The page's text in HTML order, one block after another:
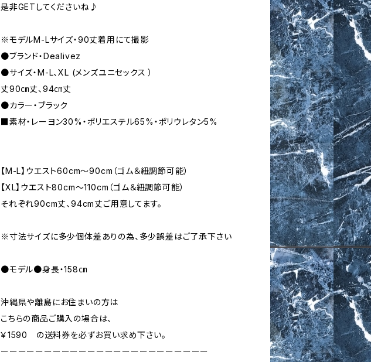
是非GETしてくださいね♪
※モデルM-Lサイズ・90丈着用にて撮影
●ブランド・Dealivez
●サイズ・M-L、XL (メンズユニセックス ）
丈90㎝丈、94㎝丈
●カラー・ブラック
■素材・レーヨン30%・ポリエステル65%・ポリウレタン5%
【M-L】ウエスト60cm〜90cm（ゴム＆紐調節可能）
【XL】ウエスト80cm〜110cm（ゴム＆紐調節可能）
それぞれ90cm丈、94cm丈ご用意してます。
※寸法サイズに多少個体差ありの為、多少誤差はご了承下さい
●モデル●身長・158㎝
沖縄県や離島にお住まいの方は
こちらの商品ご購入の場合は、
￥1590 の送料券を必ずお買い求め下さい。
ーーーーーーーーーーーーーーーーーーーーーーーー